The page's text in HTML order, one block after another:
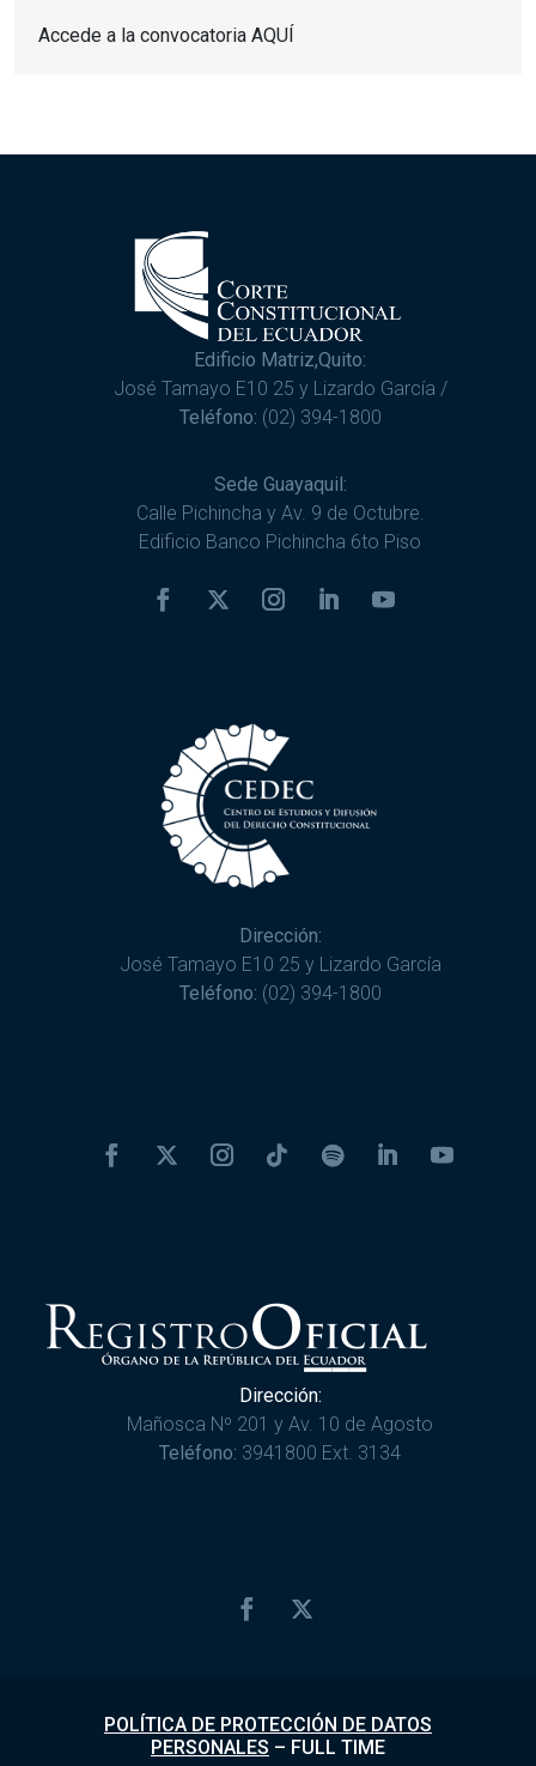
Accede a la convocatoria AQUÍ
Edificio Matriz,Quito:
José Tamayo E10 25 y Lizardo García /
Teléfono: (02) 394-1800
Sede Guayaquil:
Calle Pichincha y Av. 9 de Octubre.
Edificio Banco Pichincha 6to Piso
Dirección:
José Tamayo E10 25 y Lizardo García
Teléfono: (02) 394-1800
Dirección:
Mañosca Nº 201 y Av. 10 de Agosto
Teléfono: 3941800 Ext. 3134
POLÍTICA DE PROTECCIÓN DE DATOS
PERSONALES – FULL TIME